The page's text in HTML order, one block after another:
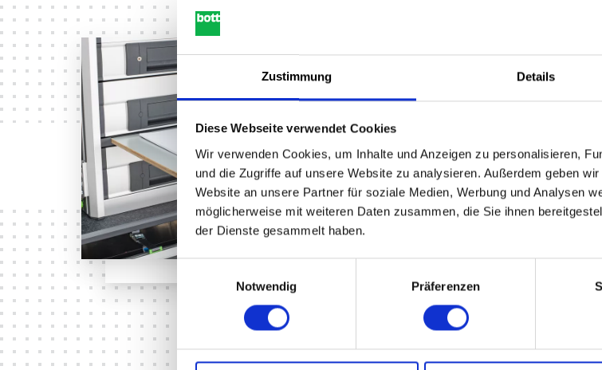
Zustimmung Details
Diese Webseite verwendet Cookies
Wir verwenden Cookies, um Inhalte und Anzeigen zu personalisieren,
und die Zugriffe auf unsere Website zu analysieren. Außerdem geben
Website an unsere Partner für soziale Medien, Werbung und Analysen
möglicherweise mit weiteren Daten zusammen, die Sie ihnen
der Dienste gesammelt haben.
Notwendig
Präferenzen
Integrierte
Schreibplatten
Fahrzeugeinrichtunge
n – ausziehbare und
schwenkbare
Varianten.